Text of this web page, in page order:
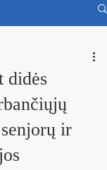
didės
ir